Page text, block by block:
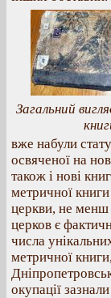
Загальний
вже набули
освяченої на
також і нові
метричної книги
церкви, не менш
церков є
числа
метричної
окупації